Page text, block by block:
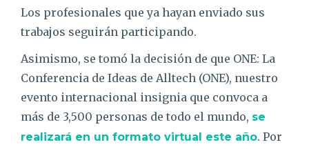
Los profesionales que ya hayan enviado sus
trabajos seguirán participando.
Asimismo, se tomó la decisión de que ONE: La
Conferencia de Ideas de Alltech (ONE), nuestro
evento internacional insignia que convoca a
más de 3,500 personas de todo el mundo, se
realizará en un formato virtual este año. Por